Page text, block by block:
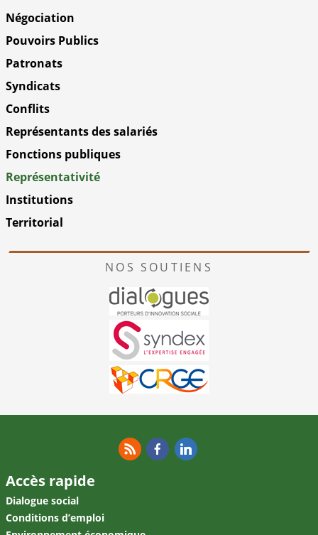
Négociation
Pouvoirs Publics
Patronats
Syndicats
Conflits
Représentants des salariés
Fonctions publiques
Représentativité
Institutions
Territorial
NOS SOUTIENS
Accès rapide
Dialogue social
Conditions d’emploi